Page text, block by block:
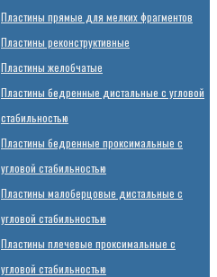
Пластины прямые для мелких фрагментов
Пластины реконструктивные
Пластины желобчатые
Пластины бедренные дистальные с угловой
стабильностью
Пластины бедренные проксимальные с
угловой стабильностью
Пластины малоберцовые дистальные с
угловой стабильностью
Пластины плечевые проксимальные с
угловой стабильностью